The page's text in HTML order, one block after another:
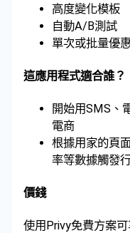
高度變化模板
自動A/B測試
單次或批量優
這應用程式適合誰？
開始用SMS、
電商
根據用家的頁
率等數據觸發
價錢
使用Privy免費方案